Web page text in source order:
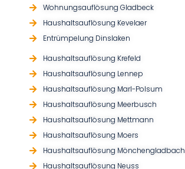
Wohnungsauflösung Gladbeck
Haushaltsauflösung Kevelaer
Entrümpelung Dinslaken
Haushaltsauflösung Krefeld
Haushaltsauflösung Lennep
Haushaltsauflösung Marl-Polsum
Haushaltsauflösung Meerbusch
Haushaltsauflösung Mettmann
Haushaltsauflösung Moers
Haushaltsauflösung Mönchengladbach
Haushaltsauflösung Neuss